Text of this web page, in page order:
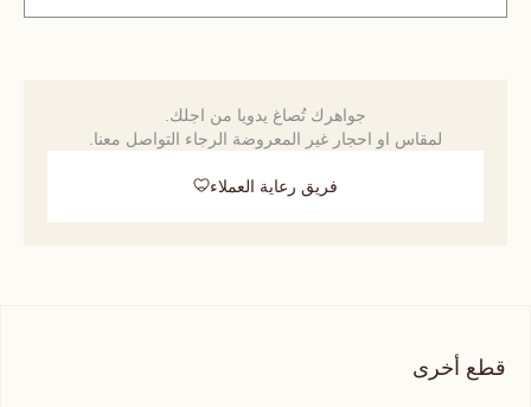
جواهرك تُصاغ يدويا من اجلك.
لمقاس او احجار غير المعروضة الرجاء التواصل معنا.
فريق رعاية العملاء
قطع أخرى